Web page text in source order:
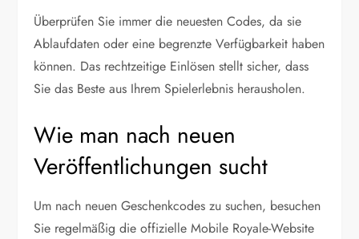
Überprüfen Sie immer die neuesten Codes, da sie
Ablaufdaten oder eine begrenzte Verfügbarkeit haben
können. Das rechtzeitige Einlösen stellt sicher, dass
Sie das Beste aus Ihrem Spielerlebnis herausholen.
Wie man nach neuen
Veröffentlichungen sucht
Um nach neuen Geschenkcodes zu suchen, besuchen
Sie regelmäßig die offizielle Mobile Royale-Website